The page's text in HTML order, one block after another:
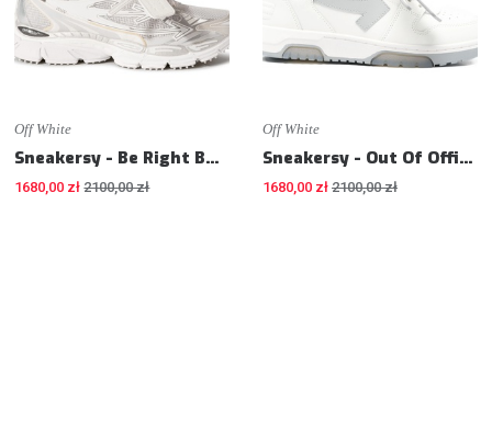
Off White
Sneakersy - Be Right Back mesh sneakers - Sneakers
1680,00 zł 2100,00 zł
Off White
Sneakersy - Out Of Office sneakers - Sneakers
1680,00 zł 2100,00 zł